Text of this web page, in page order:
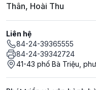
Thân, Hoài Thu
Liên hệ
84-24-39365555
84-24-39342724
41-43 phố Bà Triệu,